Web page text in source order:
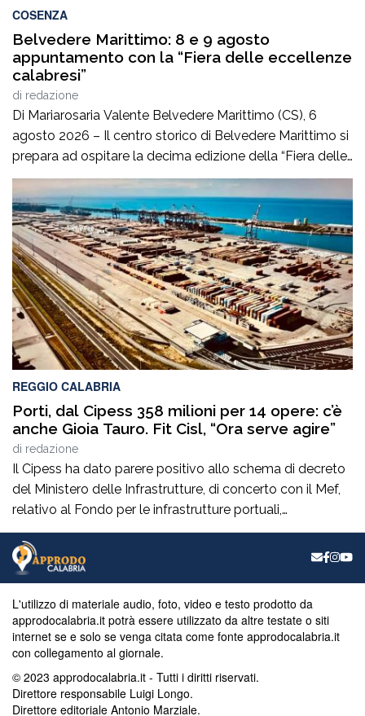
COSENZA
Belvedere Marittimo: 8 e 9 agosto
appuntamento con la “Fiera delle eccellenze
calabresi”
di redazione
Di Mariarosaria Valente Belvedere Marittimo (CS), 6
agosto 2026 – Il centro storico di Belvedere Marittimo si
prepara ad ospitare la decima edizione della “Fiera delle
eccellenze calabresi, la kermesse estiva promossa da
Acli Terra in collaborazione con il Circolo Acli Giovanni
Paolo II che avrà luogo sabato 8 e domenica 9 agosto
alle ore […]
REGGIO CALABRIA
Porti, dal Cipess 358 milioni per 14 opere: c’è
anche Gioia Tauro. Fit Cisl, “Ora serve agire”
di redazione
Il Cipess ha dato parere positivo allo schema di decreto
del Ministero delle Infrastrutture, di concerto con il Mef,
relativo al Fondo per le infrastrutture portuali,
sbloccando 358 milioni di euro per 14 opere
infrastrutturali nei porti di rilevanza nazionale. Tra questi,
come annunciato dal sottosegretario con delega al
L'utilizzo di materiale audio, foto, video e testo prodotto da
approdocalabria.it potrà essere utilizzato da altre testate o siti
internet se e solo se venga citata come fonte approdocalabria.it
con collegamento al giornale.
© 2023 approdocalabria.it - Tutti i diritti riservati.
Direttore responsabile Luigi Longo.
Direttore editoriale Antonio Marziale.